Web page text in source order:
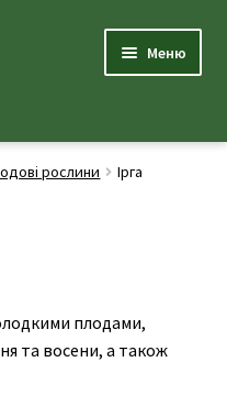
Меню
меню
рослини Ірга
плодами,
та восени, а також